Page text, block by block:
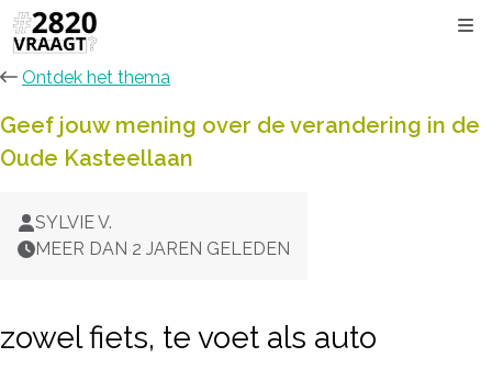
Ontdek het thema
Geef jouw mening over de verandering in de
Oude Kasteellaan
SYLVIE V.
MEER DAN 2 JAREN GELEDEN
zowel fiets, te voet als auto